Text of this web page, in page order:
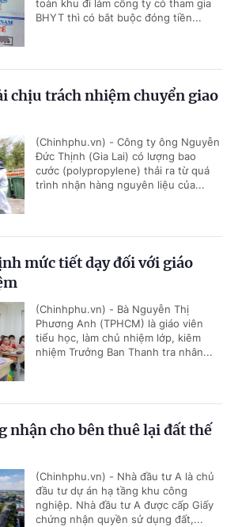
toàn khu đi làm công ty có tham gia
BHYT thì có bắt buộc đóng tiền...
chịu trách nhiệm chuyển giao
(Chinhphu.vn) - Công ty ông Nguyễn
Đức Thịnh (Gia Lai) có lượng bao
cước (polypropylene) thải ra từ quá
trình nhận hàng nguyên liệu của...
mức tiết dạy đối với giáo
(Chinhphu.vn) - Bà Nguyễn Thị
Phương Anh (TPHCM) là giáo viên
tiểu học, làm chủ nhiệm lớp, kiêm
nhiệm Trưởng Ban Thanh tra nhân...
nhận cho bên thuê lại đất thế
(Chinhphu.vn) - Nhà đầu tư A là chủ
đầu tư dự án hạ tầng khu công
nghiệp. Nhà đầu tư A được cấp Giấy
chứng nhận quyền sử dụng đất,...